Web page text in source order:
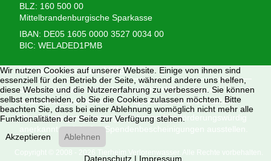
BLZ: 160 500 00
Mittelbrandenburgische Sparkasse
IBAN: DE05 1605 0000 3527 0034 00
BIC: WELADED1PMB
Wir brauchen Ihre Hilfe,
denn wir erhalten keinerlei staatliche Hilfe, sondern
finanzieren das Tierheim aus Spenden und Erbschaften.
Wir sind als gemeinnützig und besonders förderungswürdig
anerkannt und dürfen Spendenbescheinigungen ausstellen.
Copyright © 2008 - 2026 Tierheim Verlorenwasser. Alle Rechte vorbehalten.
Wir nutzen Cookies auf unserer Website. Einige von ihnen sind
essenziell für den Betrieb der Seite, während andere uns helfen,
diese Website und die Nutzererfahrung zu verbessern. Sie können
selbst entscheiden, ob Sie die Cookies zulassen möchten. Bitte
beachten Sie, dass bei einer Ablehnung womöglich nicht mehr alle
Funktionalitäten der Seite zur Verfügung stehen.
Akzeptieren
Ablehnen
Datenschutz| Impressum